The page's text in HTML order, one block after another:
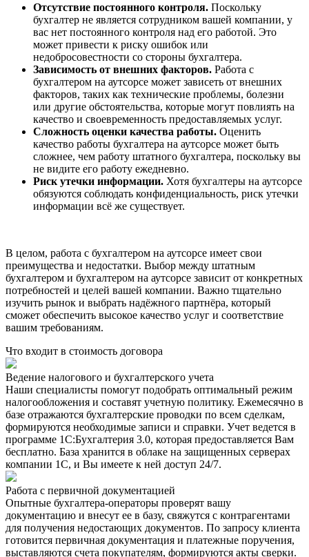
Отсутствие постоянного контроля. Поскольку
бухгалтер не является сотрудником вашей компании, у
вас нет постоянного контроля над его работой. Это
может привести к риску ошибок или
недобросовестности со стороны бухгалтера.
Зависимость от внешних факторов. Работа с
бухгалтером на аутсорсе может зависеть от внешних
факторов, таких как технические проблемы, болезни
или другие обстоятельства, которые могут повлиять на
качество и своевременность предоставляемых услуг.
Сложность оценки качества работы. Оценить
качество работы бухгалтера на аутсорсе может быть
сложнее, чем работу штатного бухгалтера, поскольку вы
не видите его работу ежедневно.
Риск утечки информации. Хотя бухгалтеры на аутсорсе
обязуются соблюдать конфиденциальность, риск утечки
информации всё же существует.
В целом, работа с бухгалтером на аутсорсе имеет свои
преимущества и недостатки. Выбор между штатным
бухгалтером и бухгалтером на аутсорсе зависит от конкретных
потребностей и целей вашей компании. Важно тщательно
изучить рынок и выбрать надёжного партнёра, который
сможет обеспечить высокое качество услуг и соответствие
вашим требованиям.
Что входит в стоимость договора
Ведение налогового и бухгалтерского учета
Наши специалисты помогут подобрать оптимальный режим
налогообложения и составят учетную политику. Ежемесячно в
базе отражаются бухгалтерские проводки по всем сделкам,
формируются необходимые записи и справки. Учет ведется в
программе 1С:Бухгалтерия 3.0, которая предоставляется Вам
бесплатно. База хранится в облаке на защищенных серверах
компании 1С, и Вы имеете к ней доступ 24/7.
Работа с первичной документацией
Опытные бухгалтера-операторы проверят вашу
документацию и внесут ее в базу, свяжутся с контрагентами
для получения недостающих документов. По запросу клиента
готовится первичная документация и платежные поручения,
выставляются счета покупателям, формируются акты сверки.